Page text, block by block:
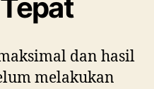
dan hasil
melakukan